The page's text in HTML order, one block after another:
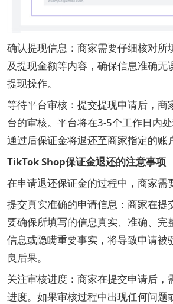
确认提现信息：商家需要仔细核对所
及提现金额等内容，确保信息准确无
提现操作。
等待平台审核：提交提现申请后，商
台的审核。平台将在3-5个工作日内
通过后保证金将退还至商家指定的账
TikTok Shop保证金退还的注意事项
在申请退还保证金的过程中，商家需
提交真实准确的申请信息：商家在提
要确保所填写的信息真实、准确、完
信息或隐瞒重要事实，将导致申请被
良后果。
关注审核进度：商家在提交申请后，
进度。如果审核过程中出现任何问题